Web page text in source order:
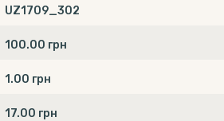
UZ1709_302
100.00 грн
1.00 грн
17.00 грн